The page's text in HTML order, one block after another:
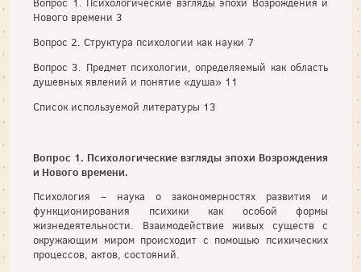
Вопрос 1. Психологические взгляды эпохи Возрождения и
Нового времени 3
Вопрос 2. Структура психологии как науки 7
Вопрос 3. Предмет психологии, определяемый как область
душевных явлений и понятие «душа» 11
Список используемой литературы 13
Вопрос 1. Психологические взгляды эпохи Возрождения
и Нового времени.
Психология – наука о закономерностях развития и
функционирования психики как особой формы
жизнедеятельности. Взаимодействие живых существ с
окружающим миром происходит с помощью психических
процессов, актов, состояний.